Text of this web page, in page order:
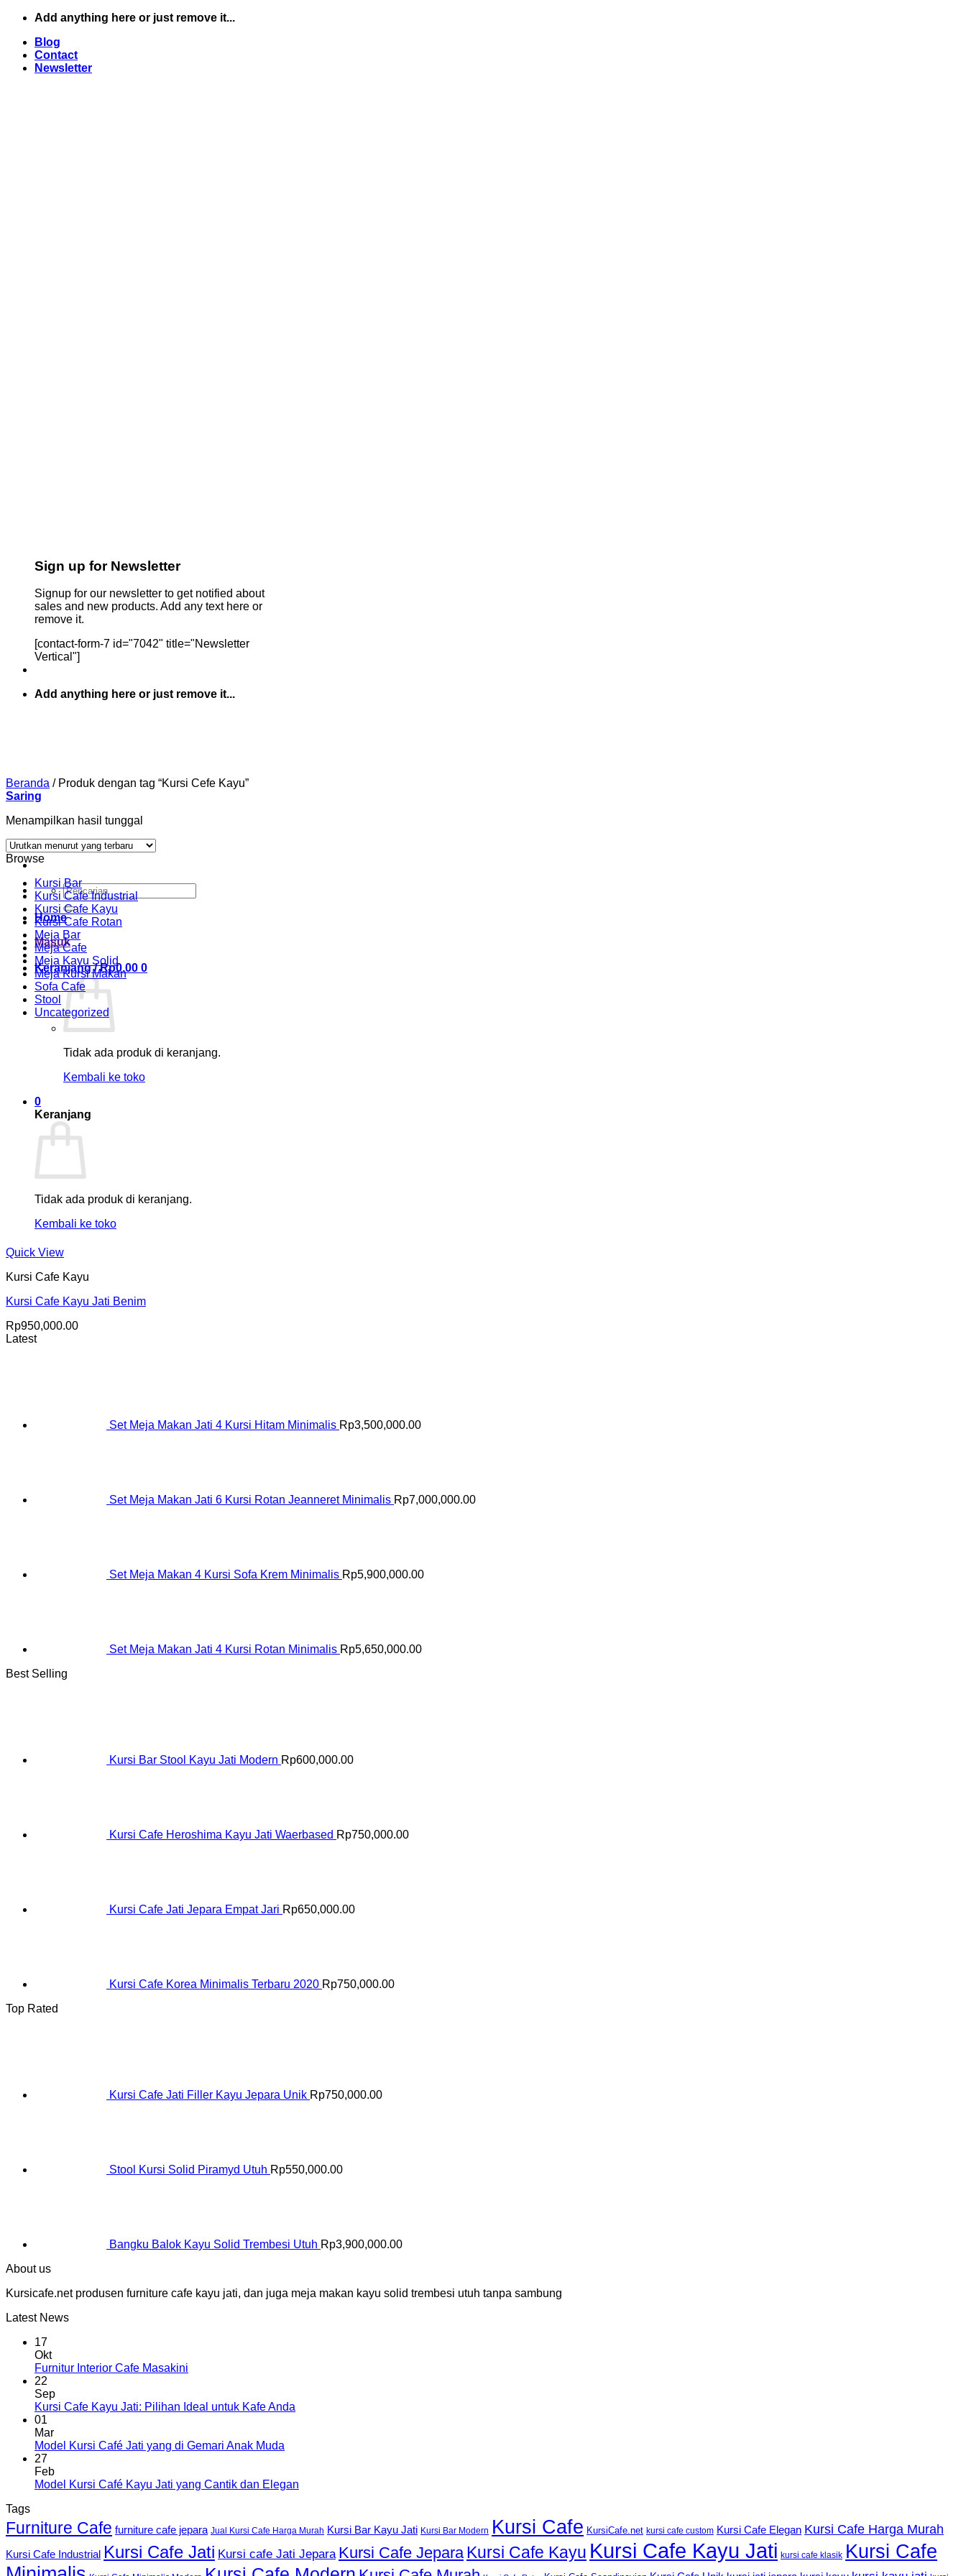
Skip
content
Add anything here or just remove it...
Blog
Contact
Newsletter
Sign up for Newsletter
Signup for our newsletter to get notified about
sales and new products. Add any text here or
remove it.
[contact-form-7 id="7042" title="Newsletter
Vertical"]
Add anything here or just remove it...
Pencarian
untuk:
Home
Masuk
Keranjang /Rp0.00 0
Tidak ada produk di keranjang.
Kembali ke toko
0
Keranjang
Tidak ada produk di keranjang.
Kembali ke toko
Beranda /Produk dengan tag “Kursi Cefe Kayu”
Saring
Menampilkan hasil tunggal
Browse
Kursi Bar
Kursi Cafe Industrial
Kursi Cafe Kayu
Kursi Cafe Rotan
Meja Bar
Meja Cafe
Meja Kayu Solid
Meja Kursi Makan
Sofa Cafe
Stool
Uncategorized
Quick View
Kursi Cafe Kayu
Kursi Cafe Kayu Jati Benim
Rp950,000.00
Latest
Set Meja Makan Jati 4 Kursi Hitam Minimalis Rp3,500,000.00
Set Meja Makan Jati 6 Kursi Rotan Jeanneret Minimalis Rp7,000,000.00
Set Meja Makan 4 Kursi Sofa Krem Minimalis Rp5,900,000.00
Set Meja Makan Jati 4 Kursi Rotan Minimalis Rp5,650,000.00
Best Selling
Kursi Bar Stool Kayu Jati Modern Rp600,000.00
Kursi Cafe Heroshima Kayu Jati Waerbased Rp750,000.00
Kursi Cafe Jati Jepara Empat Jari Rp650,000.00
Kursi Cafe Korea Minimalis Terbaru 2020 Rp750,000.00
Top Rated
Kursi Cafe Jati Filler Kayu Jepara Unik Rp750,000.00
Stool Kursi Solid Piramyd Utuh Rp550,000.00
Bangku Balok Kayu Solid Trembesi Utuh Rp3,900,000.00
About us
Kursicafe.net produsen furniture cafe kayu jati, dan juga meja makan kayu solid trembesi utuh tanpa sambung
Latest News
17
Okt
Furnitur Interior Cafe Masakini
22
Sep
Kursi Cafe Kayu Jati: Pilihan Ideal untuk Kafe Anda
01
Mar
Model Kursi Café Jati yang di Gemari Anak Muda
27
Feb
Model Kursi Café Kayu Jati yang Cantik dan Elegan
Tags
Furniture Cafe furniture cafe jepara Jual Kursi Cafe Harga Murah Kursi Bar Kayu Jati Kursi Bar Modern Kursi Cafe KursiCafe.net kursi cafe custom Kursi Cafe Elegan Kursi Cafe Harga Murah
Kursi Cafe Industrial Kursi Cafe Jati Kursi cafe Jati Jepara Kursi Cafe Jepara Kursi Cafe Kayu Kursi Cafe Kayu Jati kursi cafe klasik Kursi Cafe